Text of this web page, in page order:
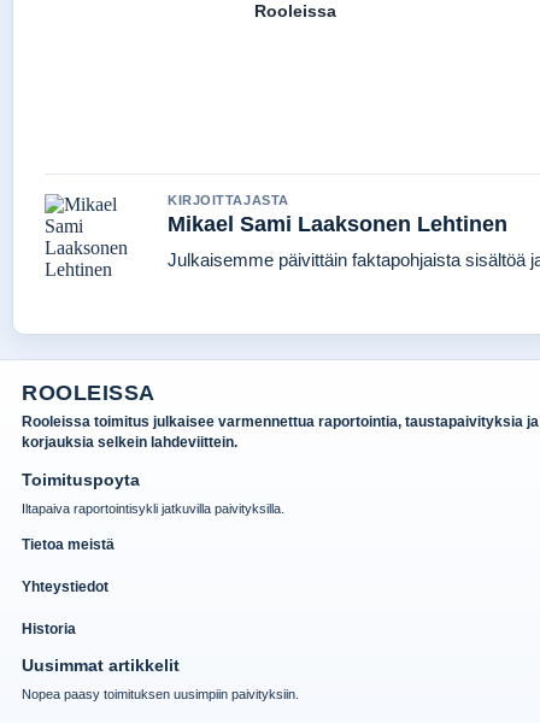
Rooleissa
KIRJOITTAJASTA
Mikael Sami Laaksonen Lehtinen
Julkaisemme päivittäin faktapohjaista sisältöä
ROOLEISSA
Rooleissa toimitus julkaisee varmennettua raportointia, taustapaivityksia ja
korjauksia selkein lahdeviittein.
Toimituspoyta
Iltapaiva raportointisykli jatkuvilla paivityksilla.
Tietoa meistä
Yhteystiedot
Historia
Uusimmat artikkelit
Nopea paasy toimituksen uusimpiin paivityksiin.